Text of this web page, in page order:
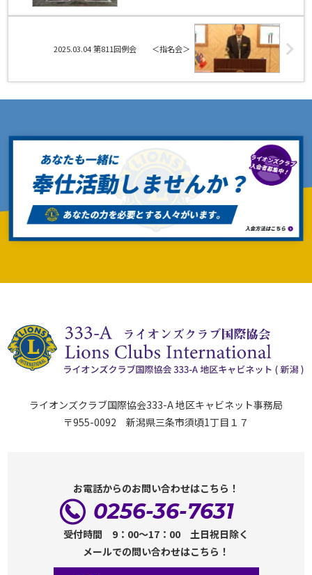
2025.03.04 第811回例会 ＜指名会＞
ライオンズクラブ国際協会333-A 地区キャビネット事務局
〒955-0092 新潟県三条市須頃1丁目１７
お電話からのお問い合わせはこちら！
0256-36-7631
受付時間 9：00～17：00 土日祝日除く
メールでの問い合わせはこちら！